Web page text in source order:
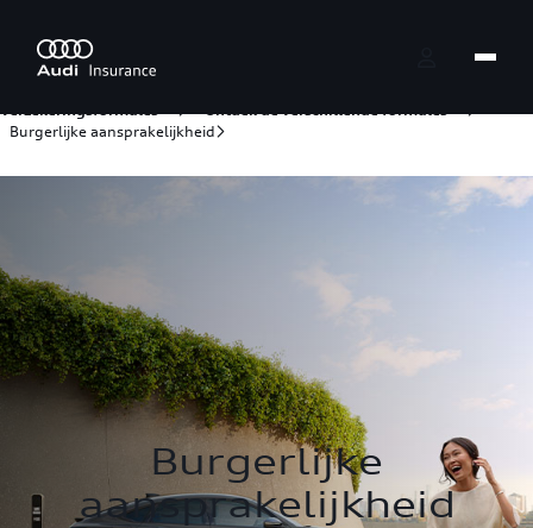
Verzekeringsformules
Ontdek de verschillende formules
Burgerlijke aansprakelijkheid
Burgerlijke
aansprakelijkheid